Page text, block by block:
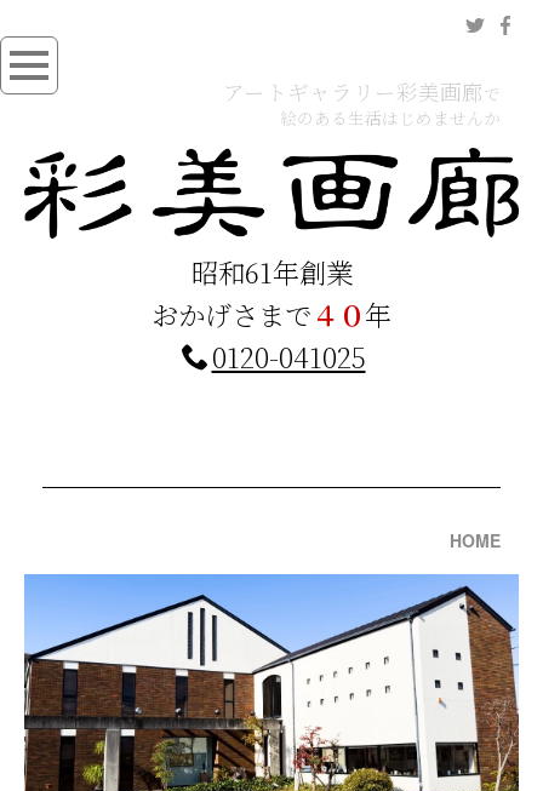
アートギャラリー彩美画廊で
絵のある生活はじめませんか
昭和61年創業
おかげさまで４０年
0120-041025
HOME